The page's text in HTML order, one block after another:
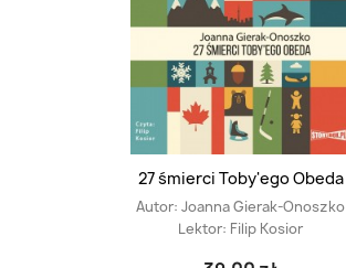
27 śmierci Toby'ego Obeda
Autor: Joanna Gierak-Onoszko
Lektor: Filip Kosior